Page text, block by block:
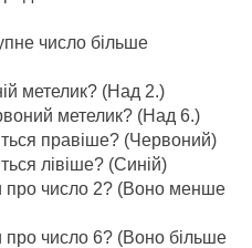
число більше
метелик? (Над 2.)
метелик? (Над 6.)
правіше? (Червоний)
лівіше? (Синій)
про число 2? (Воно менше
про число 6? (Воно більше